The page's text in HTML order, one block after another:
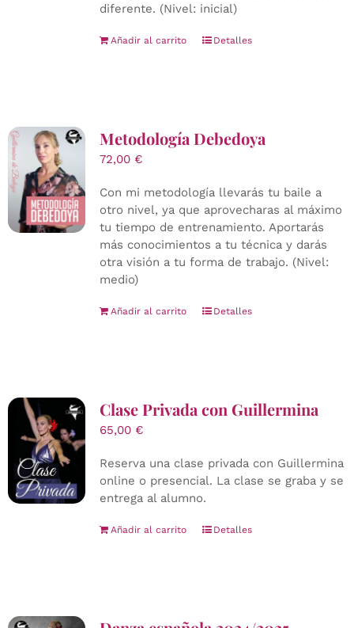
diferente. (Nivel: inicial)
Añadir al carrito Detalles
Metodología Debedoya
72,00 €
Con mi metodología llevarás tu baile a
otro nivel, ya que aprovecharas al máximo
tu tiempo de entrenamiento. Aportarás
más conocimientos a tu técnica y darás
otra visión a tu forma de trabajo. (Nivel:
medio)
Añadir al carrito Detalles
Clase Privada con Guillermina
65,00 €
Reserva una clase privada con Guillermina
online o presencial. La clase se graba y se
entrega al alumno.
Añadir al carrito Detalles